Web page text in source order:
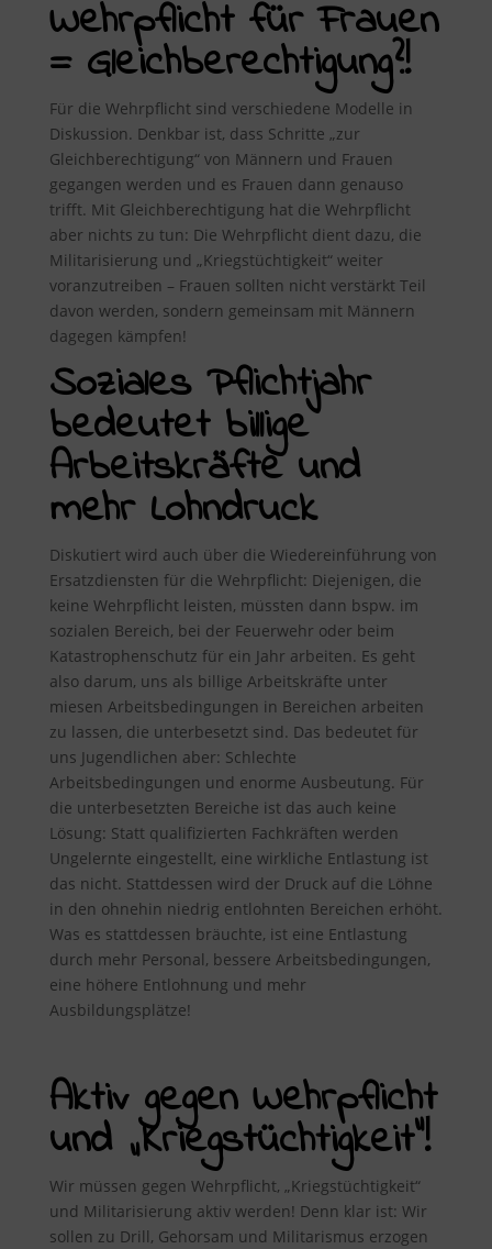
Wehrpflicht für Frauen
= Gleichberechtigung?!
Für die Wehrpflicht sind verschiedene Modelle in
Diskussion. Denkbar ist, dass Schritte „zur
Gleichberechtigung“ von Männern und Frauen
gegangen werden und es Frauen dann genauso
trifft. Mit Gleichberechtigung hat die Wehrpflicht
aber nichts zu tun: Die Wehrpflicht dient dazu, die
Militarisierung und „Kriegstüchtigkeit“ weiter
voranzutreiben – Frauen sollten nicht verstärkt Teil
davon werden, sondern gemeinsam mit Männern
dagegen kämpfen!
Soziales Pflichtjahr
bedeutet billige
Arbeitskräfte und
mehr Lohndruck
Diskutiert wird auch über die Wiedereinführung von
Ersatzdiensten für die Wehrpflicht: Diejenigen, die
keine Wehrpflicht leisten, müssten dann bspw. im
sozialen Bereich, bei der Feuerwehr oder beim
Katastrophenschutz für ein Jahr arbeiten. Es geht
also darum, uns als billige Arbeitskräfte unter
miesen Arbeitsbedingungen in Bereichen arbeiten
zu lassen, die unterbesetzt sind. Das bedeutet für
uns Jugendlichen aber: Schlechte
Arbeitsbedingungen und enorme Ausbeutung. Für
die unterbesetzten Bereiche ist das auch keine
Lösung: Statt qualifizierten Fachkräften werden
Ungelernte eingestellt, eine wirkliche Entlastung ist
das nicht. Stattdessen wird der Druck auf die Löhne
in den ohnehin niedrig entlohnten Bereichen erhöht.
Was es stattdessen bräuchte, ist eine Entlastung
durch mehr Personal, bessere Arbeitsbedingungen,
eine höhere Entlohnung und mehr
Ausbildungsplätze!
Aktiv gegen Wehrpflicht
und „Kriegstüchtigkeit“!
Wir müssen gegen Wehrpflicht, „Kriegstüchtigkeit“
und Militarisierung aktiv werden! Denn klar ist: Wir
sollen zu Drill, Gehorsam und Militarismus erzogen